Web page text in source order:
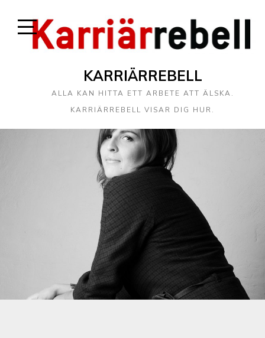
KARRIÄRREBELL
ALLA KAN HITTA ETT ARBETE ATT ÄLSKA.
KARRIÄRREBELL VISAR DIG HUR.